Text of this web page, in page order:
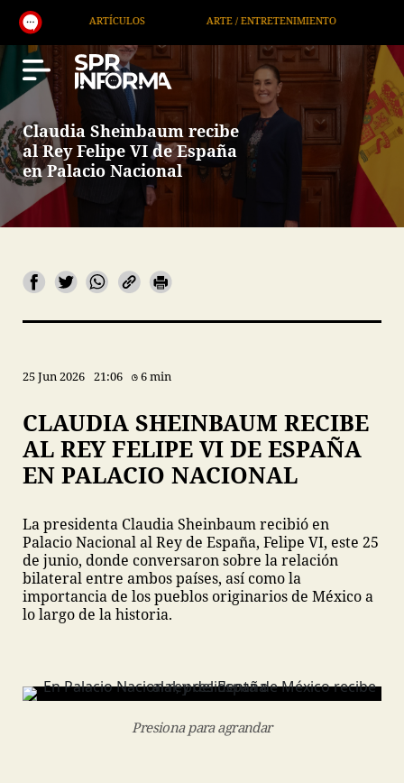
ARTE / ENTRETENIMIENTO ECONOMÍA / NEGOCIOS
Claudia Sheinbaum recibe
al Rey Felipe VI de España
en Palacio Nacional
25 Jun 2026 21:06 6 min
CLAUDIA SHEINBAUM RECIBE
AL REY FELIPE VI DE ESPAÑA
EN PALACIO NACIONAL
La presidenta Claudia Sheinbaum recibió en
Palacio Nacional al Rey de España, Felipe VI, este 25
de junio, donde conversaron sobre la relación
bilateral entre ambos países, así como la
importancia de los pueblos originarios de México a
lo largo de la historia.
Presiona para agrandar